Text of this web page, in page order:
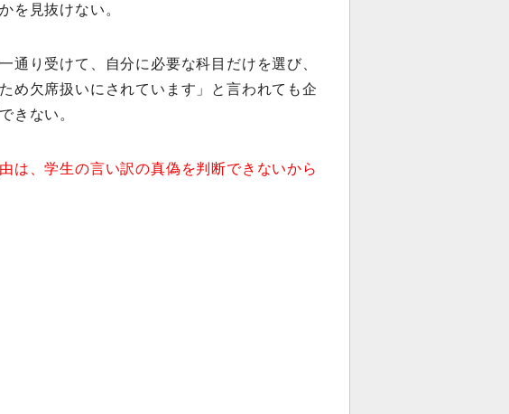
を見抜けない。
通り受けて、自分に必要な科目だけを選び、
め欠席扱いにされています」と言われても企
きない。
は、学生の言い訳の真偽を判断できないから